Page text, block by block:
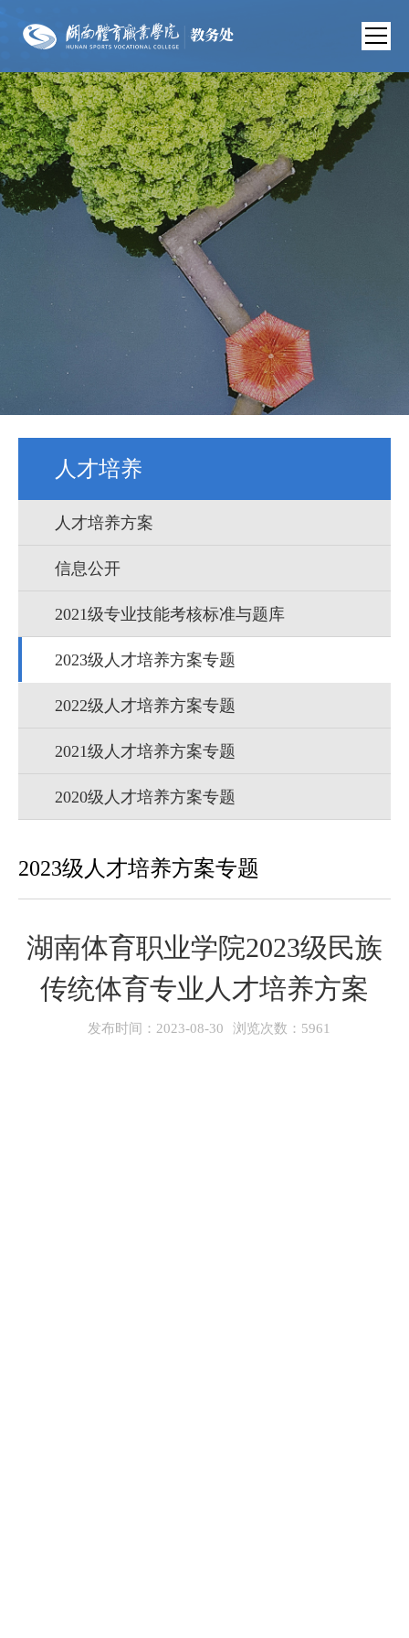
人才培养
人才培养方案
信息公开
2021级专业技能考核标准与题库
2023级人才培养方案专题
2022级人才培养方案专题
2021级人才培养方案专题
2020级人才培养方案专题
2023级人才培养方案专题
湖南体育职业学院2023级民族
传统体育专业人才培养方案
发布时间：2023-08-30 浏览次数： 5961